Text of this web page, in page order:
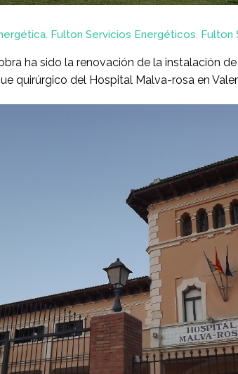
, Fulton Servicios Energéticos, Fulton
ha sido la renovación de la instalación
quirúrgico del Hospital Malva-rosa en